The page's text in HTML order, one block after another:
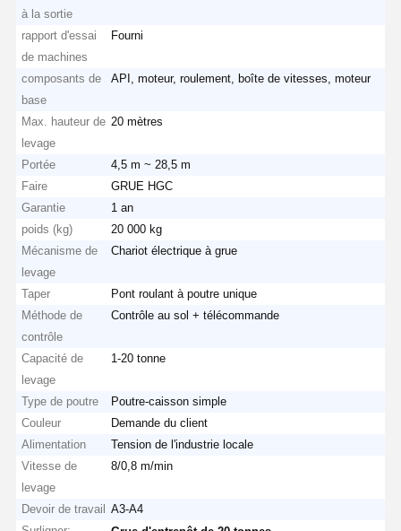
Aperçu Produits Vidéos
A Propos De
Visite D'usine Contrôle De
La Qualité
Tous Les Cas
Maintenant
roues de grue
Tambour de câble métallique
Crochet à grue
Chariot d'extrémité
à la sortie
rapport d'essai
de machines
Fourni
composants de
base
API, moteur, roulement, boîte de vitesses, moteur
Max. hauteur de
levage
20 mètres
Portée
4,5 m ~ 28,5 m
Faire
GRUE HGC
Garantie
1 an
poids (kg)
20 000 kg
Mécanisme de
levage
Chariot électrique à grue
Taper
Pont roulant à poutre unique
Méthode de
contrôle
Contrôle au sol + télécommande
Capacité de
levage
1-20 tonne
Type de poutre
Poutre-caisson simple
Couleur
Demande du client
Alimentation
Tension de l'industrie locale
Vitesse de
levage
8/0,8 m/min
Devoir de travail
A3-A4